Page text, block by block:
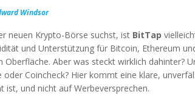
Windsor
neuen Krypto-Börse suchst, ist BitTap
und Unterstützung für Bitcoin, Ethereum
Oberfläche. Aber was steckt wirklich dahinter?
oder Coincheck? Hier kommt eine klare,
ist, und nicht auf Werbeversprechen.